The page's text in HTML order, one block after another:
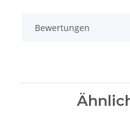
Bewertungen